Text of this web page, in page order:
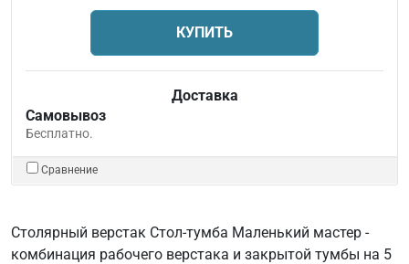
КУПИТЬ
Доставка
Самовывоз
Бесплатно.
Сравнение
Столярный верстак Стол-тумба Маленький мастер -
комбинация рабочего верстака и закрытой тумбы на 5